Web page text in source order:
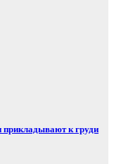
прикладывают к груди